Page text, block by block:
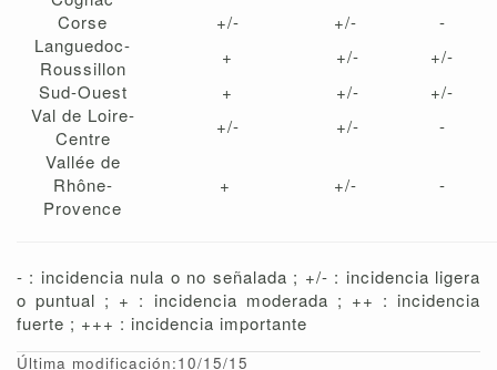
Corse
+/- +/-
-
Languedoc-
Roussillon
+ +/-
+/-
Sud-Ouest
+ +/-
+/-
Val de Loire-
Centre
+/- +/-
-
Vallée de
Rhône-
Provence
+ +/- -
- : incidencia nula o no señalada ; +/- : incidencia ligera
o puntual ; + : incidencia moderada ; ++ : incidencia
fuerte ; +++ : incidencia importante
Última modificación:10/15/15